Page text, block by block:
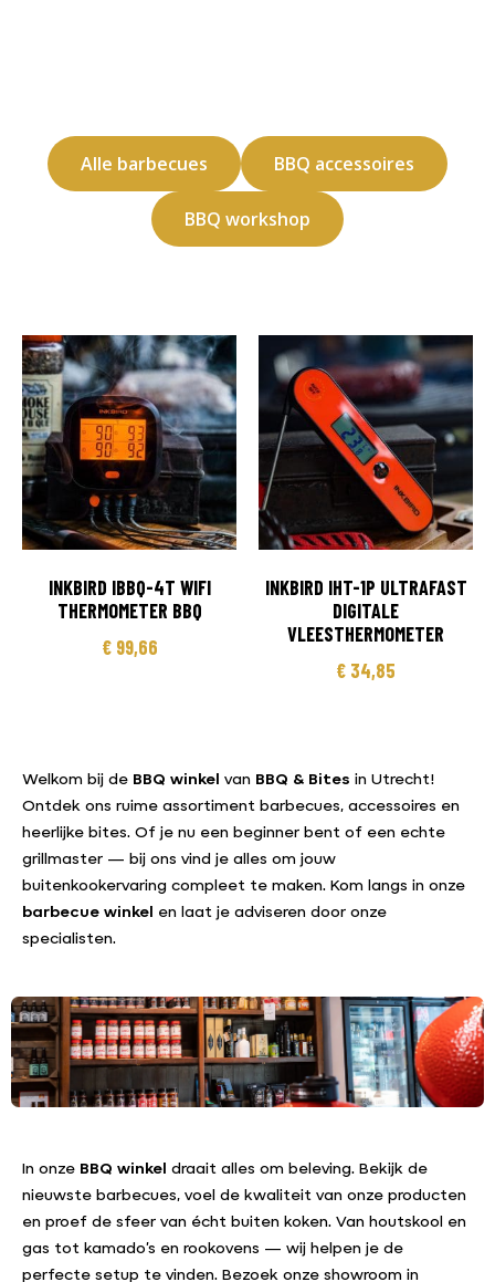
Alle barbecues BBQ accessoires
BBQ workshop
INKBIRD IBBQ-4T WIFI
THERMOMETER BBQ
€99,66
INKBIRD IHT-1P ULTRAFAST
DIGITALE
VLEESTHERMOMETER
€ 34,85
Welkom bij de BBQ winkel van BBQ & Bites in Utrecht!
Ontdek ons ruime assortiment barbecues, accessoires en
heerlijke bites. Of je nu een beginner bent of een echte
grillmaster — bij ons vind je alles om jouw
buitenkookervaring compleet te maken. Kom langs in onze
barbecue winkel en laat je adviseren door onze
specialisten.
In onze BBQ winkel draait alles om beleving. Bekijk de
nieuwste barbecues, voel de kwaliteit van onze producten
en proef de sfeer van écht buiten koken. Van houtskool en
gas tot kamado’s en rookovens — wij helpen je de
perfecte setup te vinden. Bezoek onze showroom in